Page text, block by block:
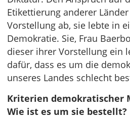
Etikettierung anderer
Vorstellung ab, sie lebte in
Demokratie. Sie, Frau
dieser ihrer Vorstellung ein
dafür, dass es um die
unseres Landes schlecht
Kriterien demokratischer
Wie ist es um sie bestellt?